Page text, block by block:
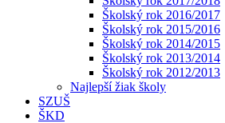
Školský rok 2016/2017
Školský rok 2015/2016
Školský rok 2014/2015
Školský rok 2013/2014
Školský rok 2012/2013
Najlepší žiak školy
SZUŠ
ŠKD